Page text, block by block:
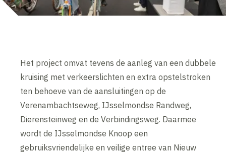
Het project omvat tevens de aanleg van een dubbele
kruising met verkeerslichten en extra opstelstroken
ten behoeve van de aansluitingen op de
Verenambachtseweg, IJsselmondse Randweg,
Dierensteinweg en de Verbindingsweg. Daarmee
wordt de IJsselmondse Knoop een
gebruiksvriendelijke en veilige entree van Nieuw